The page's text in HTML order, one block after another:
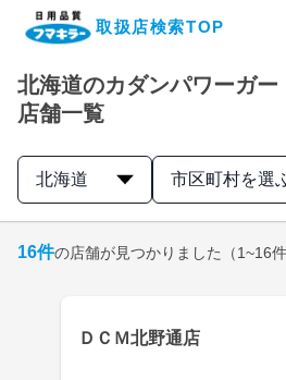
取扱店検索TOP
企業・IR情報サイト
製品情報サイト
取扱店検索はこちら
北海道のカダンパワーガー
店舗一覧
北海道 市区町村を選
16件の店舗が見つかりました （1~16
ＤＣＭ北野通店